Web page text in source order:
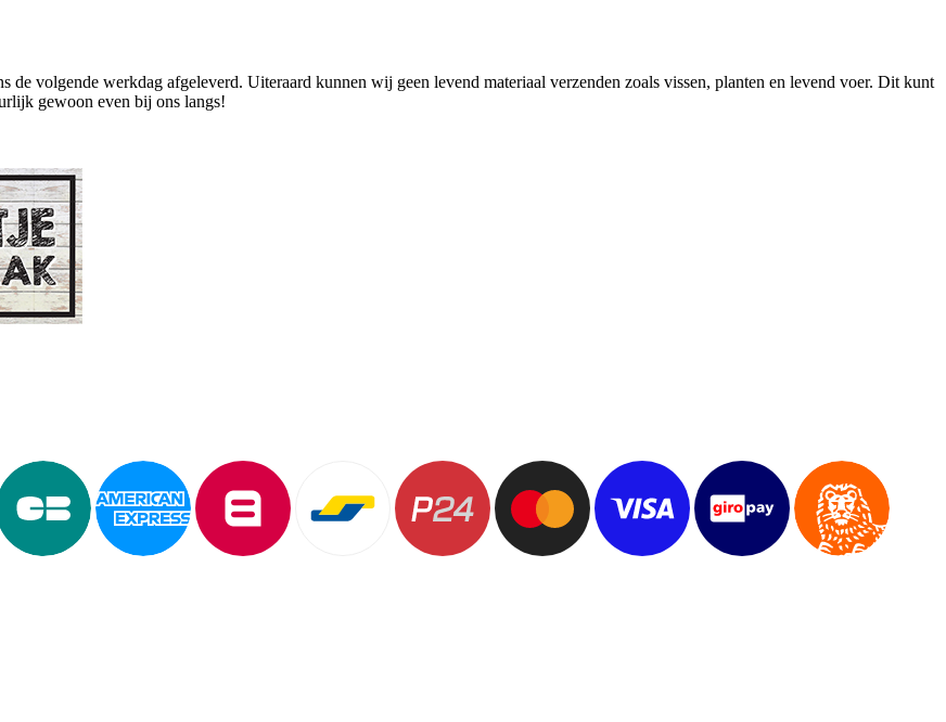
volgende werkdag afgeleverd. Uiteraard kunnen wij geen levend materiaal verzenden zoals vissen, planten en levend voer. Dit kunt
gewoon even bij ons langs!